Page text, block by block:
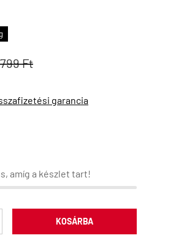
ár
Ft
garancia
amíg a készlet tart!
KOSÁRBA